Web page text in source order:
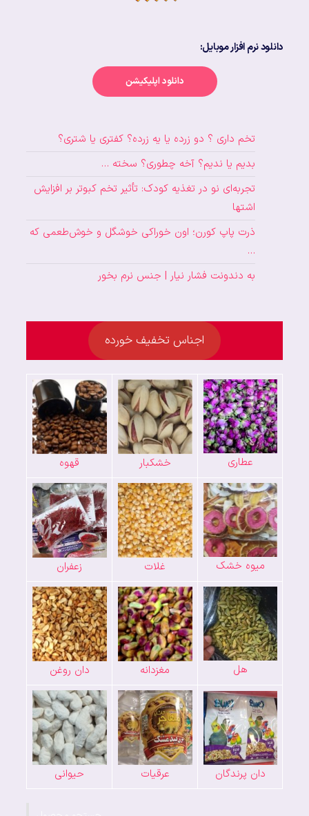
دانلود نرم افزار موبایل:
دانلود اپلیکیشن
تخم داری ؟ دو زرده یا یه زرده؟ کفتری یا شتری؟
بدیم یا ندیم؟ آخه چطوری؟ سخته …
تجربه‌ای نو در تغذیه کودک: تأثیر تخم کبوتر بر افزایش
اشتها
ذرت پاپ کورن؛ اون خوراکی خوشگل و خوش‌طعمی که
…
به دندونت فشار نیار | جنس نرم بخور
اجناس تخفیف خورده
عطاری خشکبار قهوه
میوه خشک غلات زعفران
هل مغزدانه دان روغن
دان پرندگان عرقیات حیوانی